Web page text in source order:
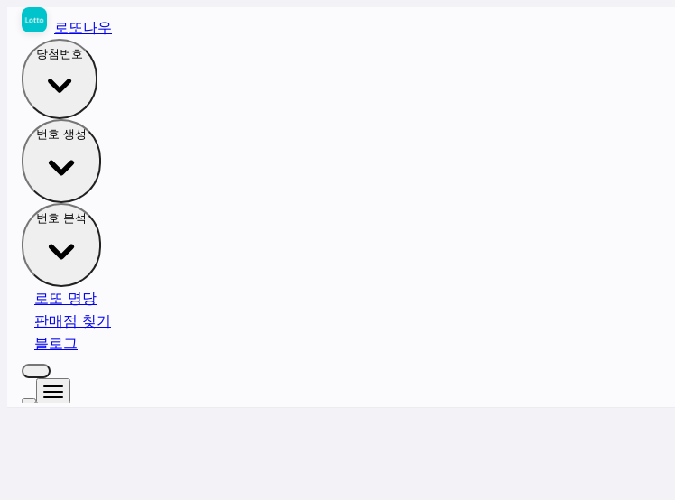
로또나우
당첨번호
번호 생성
번호 분석
로또 명당
판매점 찾기
블로그